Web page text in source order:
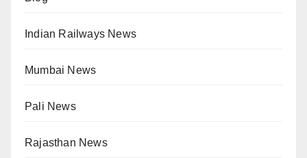
Indian Railways News
Mumbai News
Pali News
Rajasthan News